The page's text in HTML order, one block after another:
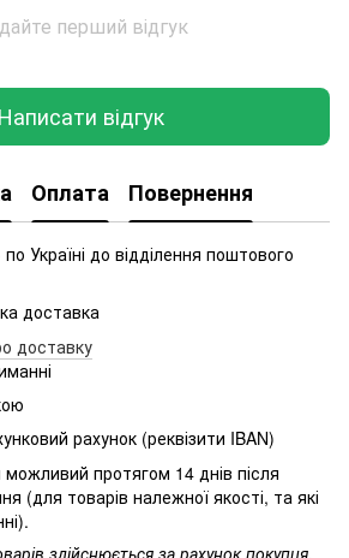
перший відгук
Написати відгук
Оплата Повернення
Україні до відділення поштового
доставка
доставку
рахунок (реквізити IBAN)
протягом 14 днів після
(для товарів належної якості, та які
здійснюється за рахунок покупця.